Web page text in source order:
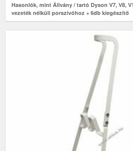
Hasonlók, mint Állvány / tartó Dyson V7, V8,
vezeték nélküli porszívóhoz + 6db kiegészítő